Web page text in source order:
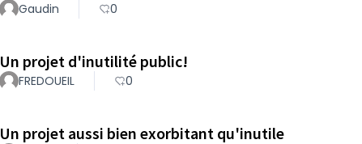
Gaudin 0
Un projet d'inutilité public!
FREDOUEIL 0
Un projet aussi bien exorbitant qu'inutile